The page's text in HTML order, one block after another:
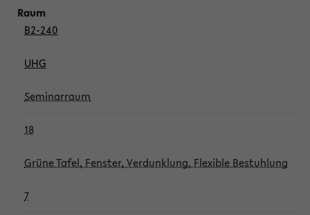
B2-240
UHG
Seminarraum
18
Grüne Tafel, Fenster, Verdunklung, Flexible Bestuhlung
7